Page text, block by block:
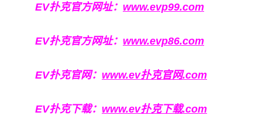
EV扑克官方网址： www.evp99.com
EV扑克官方网址： www.evp86.com
EV扑克官网： www.ev扑克官网.com
EV扑克下载： www.ev扑克下载.com